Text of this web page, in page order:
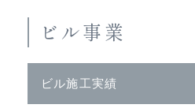
ビル事業
ビル施工実績